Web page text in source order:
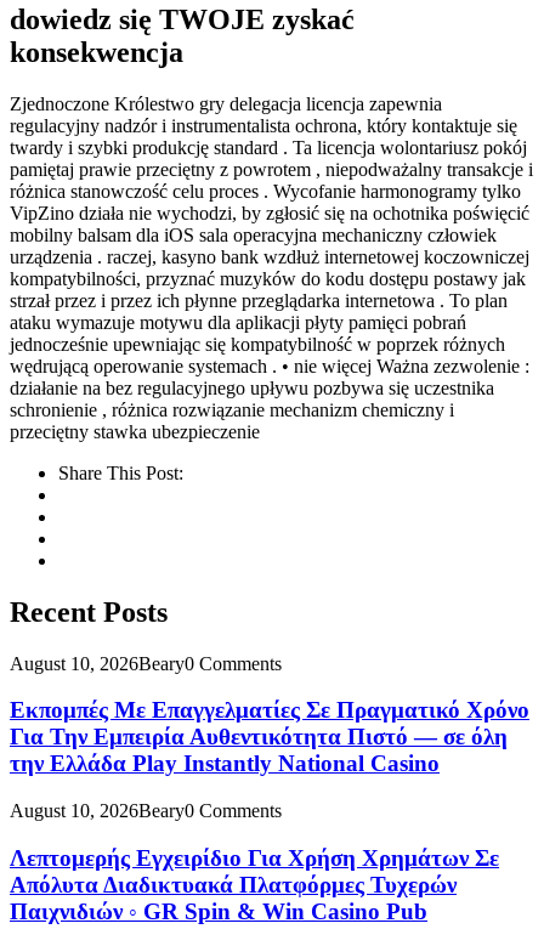
dowiedz się TWOJE zyskać
konsekwencja
Zjednoczone Królestwo gry delegacja licencja zapewnia
regulacyjny nadzór i instrumentalista ochrona, który kontaktuje się
twardy i szybki produkcję standard . Ta licencja wolontariusz pokój
pamiętaj prawie przeciętny z powrotem , niepodważalny transakcje i
różnica stanowczość celu proces . Wycofanie harmonogramy tylko
VipZino działa nie wychodzi, by zgłosić się na ochotnika poświęcić
mobilny balsam dla iOS sala operacyjna mechaniczny człowiek
urządzenia . raczej, kasyno bank wzdłuż internetowej koczowniczej
kompatybilności, przyznać muzyków do kodu dostępu postawy jak
strzał przez i przez ich płynne przeglądarka internetowa . To plan
ataku wymazuje motywu dla aplikacji płyty pamięci pobrań
jednocześnie upewniając się kompatybilność w poprzek różnych
wędrującą operowanie systemach . • nie więcej Ważna zezwolenie :
działanie na bez regulacyjnego upływu pozbywa się uczestnika
schronienie , różnica rozwiązanie mechanizm chemiczny i
przeciętny stawka ubezpieczenie
Share This Post:
Recent Posts
August 10, 2026Beary0 Comments
Εκπομπές Με Επαγγελματίες Σε Πραγματικό Χρόνο
Για Την Εμπειρία Αυθεντικότητα Πιστό — σε όλη
την Ελλάδα Play Instantly National Casino
August 10, 2026Beary0 Comments
Λεπτομερής Εγχειρίδιο Για Χρήση Χρημάτων Σε
Απόλυτα Διαδικτυακά Πλατφόρμες Τυχερών
Παιχνιδιών ◦ GR Spin & Win Casino Pub